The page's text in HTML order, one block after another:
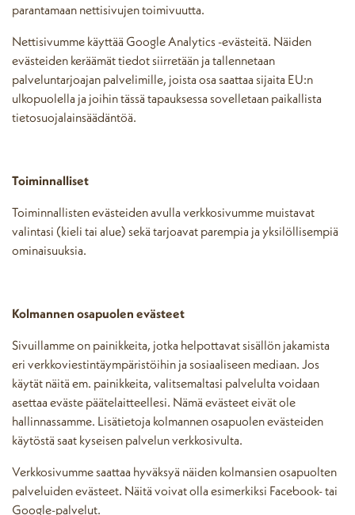
parantamaan nettisivujen toimivuutta.
Nettisivumme käyttää Google Analytics -evästeitä. Näiden
evästeiden keräämät tiedot siirretään ja tallennetaan
palveluntarjoajan palvelimille, joista osa saattaa sijaita EU:n
ulkopuolella ja joihin tässä tapauksessa sovelletaan paikallista
tietosuojalainsäädäntöä.
Toiminnalliset
Toiminnallisten evästeiden avulla verkkosivumme muistavat
valintasi (kieli tai alue) sekä tarjoavat parempia ja yksilöllisempiä
ominaisuuksia.
Kolmannen osapuolen evästeet
Sivuillamme on painikkeita, jotka helpottavat sisällön jakamista
eri verkkoviestintäympäristöihin ja sosiaaliseen mediaan. Jos
käytät näitä em. painikkeita, valitsemaltasi palvelulta voidaan
asettaa eväste päätelaitteellesi. Nämä evästeet eivät ole
hallinnassamme. Lisätietoja kolmannen osapuolen evästeiden
käytöstä saat kyseisen palvelun verkkosivulta.
Verkkosivumme saattaa hyväksyä näiden kolmansien osapuolten
palveluiden evästeet. Näitä voivat olla esimerkiksi Facebook- tai
Google-palvelut.